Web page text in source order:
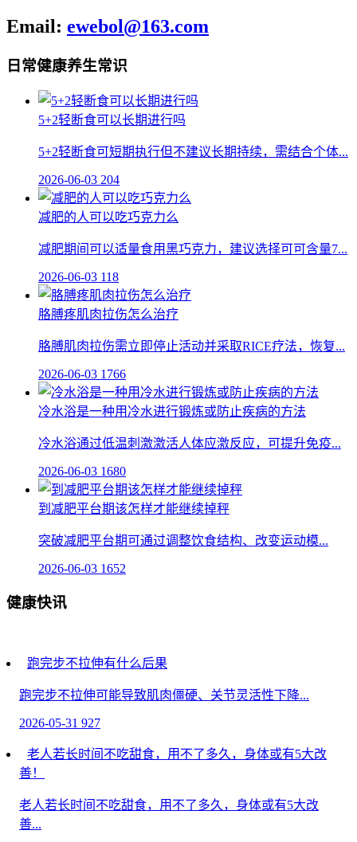
Email: ewebol@163.com
日常健康养生常识
5+2轻断食可以长期进行吗
5+2轻断食可短期执行但不建议长期持续，需结合个体...
2026-06-03 204
减肥的人可以吃巧克力么
减肥期间可以适量食用黑巧克力，建议选择可可含量7...
2026-06-03 118
胳膊疼肌肉拉伤怎么治疗
胳膊肌肉拉伤需立即停止活动并采取RICE疗法，恢复...
2026-06-03 1766
冷水浴是一种用冷水进行锻炼或防止疾病的方法
冷水浴通过低温刺激激活人体应激反应，可提升免疫...
2026-06-03 1680
到减肥平台期该怎样才能继续掉秤
突破减肥平台期可通过调整饮食结构、改变运动模...
2026-06-03 1652
健康快讯
跑完步不拉伸有什么后果
跑完步不拉伸可能导致肌肉僵硬、关节灵活性下降...
2026-05-31 927
老人若长时间不吃甜食，用不了多久，身体或有5大改
善！
老人若长时间不吃甜食，用不了多久，身体或有5大改
善...